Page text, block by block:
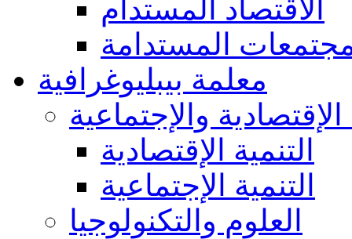
الاقتصاد المستدام
المستدامة
معلمة بيبليوغرافية
الإقتصادية والإجتماعية
التنمية الإقتصادية
التنمية الإجتماعية
العلوم والتكنولوجيا